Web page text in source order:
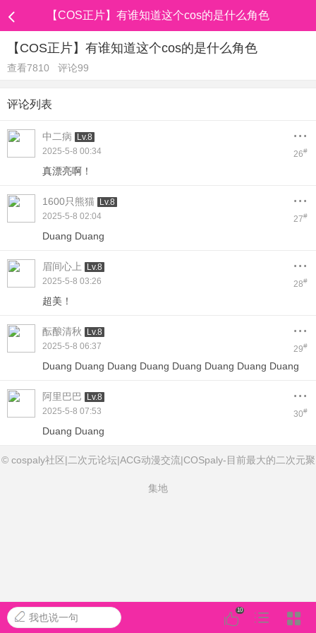
【COS正片】有谁知道这个cos的是什么角色
【COS正片】有谁知道这个cos的是什么角色
查看7810 评论99
评论列表
中二病 Lv.8 ...
2025-5-8 00:34 26#
真漂亮啊！
1600只熊猫 Lv.8 ...
2025-5-8 02:04 27#
Duang Duang
眉间心上 Lv.8 ...
2025-5-8 03:26 28#
超美！
酝酿清秋 Lv.8 ...
2025-5-8 06:37 29#
Duang Duang Duang Duang Duang Duang Duang Duang
阿里巴巴 Lv.8 ...
2025-5-8 07:53 30#
Duang Duang
我也说一句
10
© cospaly社区|二次元论坛|ACG动漫交流|COSpaly-目前最大的二次元聚
集地